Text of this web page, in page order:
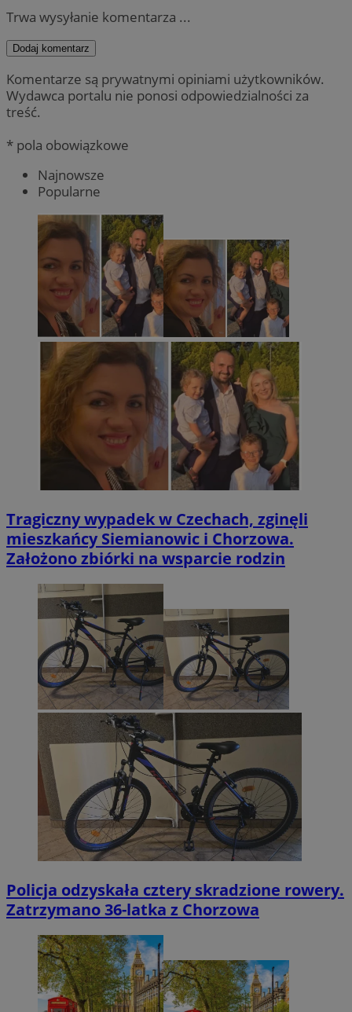
Trwa wysyłanie komentarza ...
Dodaj komentarz
Komentarze są prywatnymi opiniami użytkowników.
Wydawca portalu nie ponosi odpowiedzialności za
treść.
* pola obowiązkowe
Najnowsze
Popularne
Tragiczny wypadek w Czechach, zginęli
mieszkańcy Siemianowic i Chorzowa.
Założono zbiórki na wsparcie rodzin
Policja odzyskała cztery skradzione rowery.
Zatrzymano 36-latka z Chorzowa